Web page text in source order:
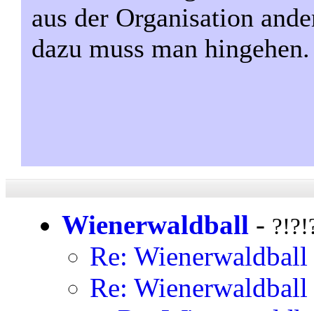
aus der Organisation
dazu muss man hingehen.
Wienerwaldball -
Re: Wienerwaldball
Re: Wienerwaldball